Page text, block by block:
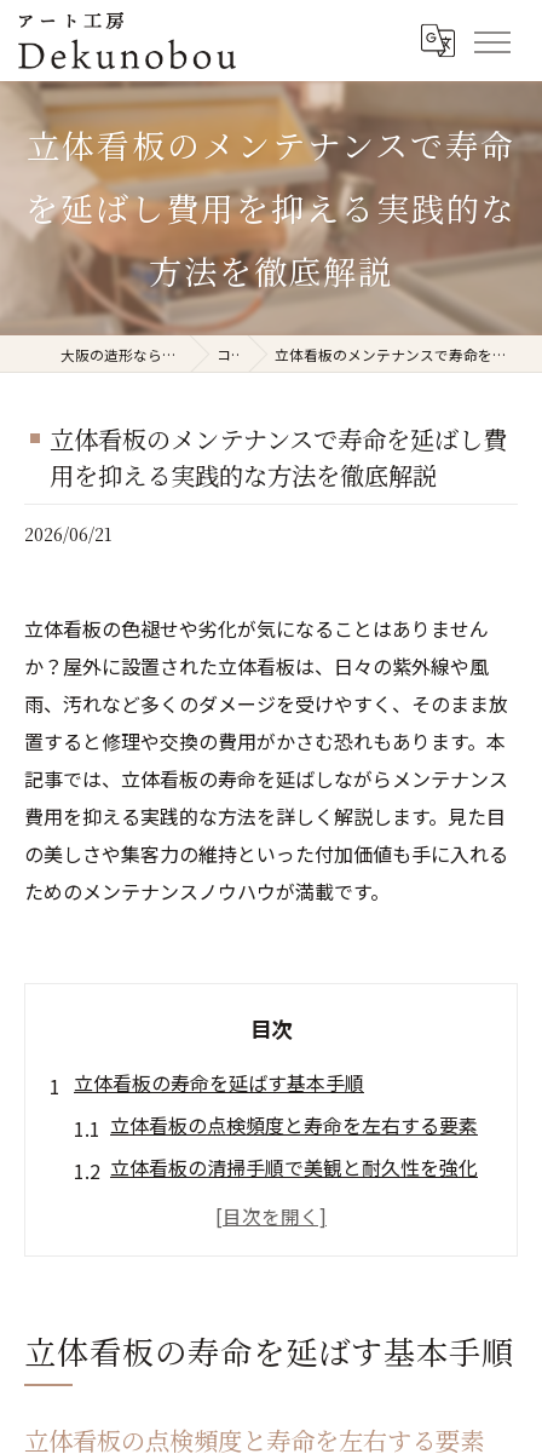
立体看板のメンテナンスで寿命
を延ばし費用を抑える実践的な
方法を徹底解説
大阪の造形ならアート工房Dekunobou コラム 立体看板のメンテナンスで寿命を延ばし費用を抑える実践的な方法を徹底解説
立体看板のメンテナンスで寿命を延ばし費
用を抑える実践的な方法を徹底解説
2026/06/21
立体看板の色褪せや劣化が気になることはありません
か？屋外に設置された立体看板は、日々の紫外線や風
雨、汚れなど多くのダメージを受けやすく、そのまま放
置すると修理や交換の費用がかさむ恐れもあります。本
記事では、立体看板の寿命を延ばしながらメンテナンス
費用を抑える実践的な方法を詳しく解説します。見た目
の美しさや集客力の維持といった付加価値も手に入れる
ためのメンテナンスノウハウが満載です。
目次
立体看板の寿命を延ばす基本手順
立体看板の点検頻度と寿命を左右する要素
立体看板の清掃手順で美観と耐久性を強化
看板修理費用を抑えるための初期対応とは
屋外設置立体看板の劣化サインを見抜くコ
ツ
立体看板の寿命を延ばす基本手順
立体看板の点検頻度と寿命を左右する要素